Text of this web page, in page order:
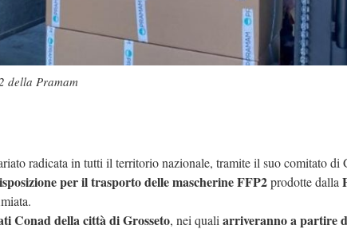
della Pramam
radicata in tutti il territorio nazionale, tramite il suo comitato di
per il trasporto delle mascherine FFP2prodotte dalla
Conad della città di Grosseto, nei quali arriveranno a partire